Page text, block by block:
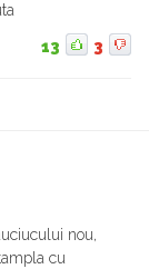
13 3
nou,
cu